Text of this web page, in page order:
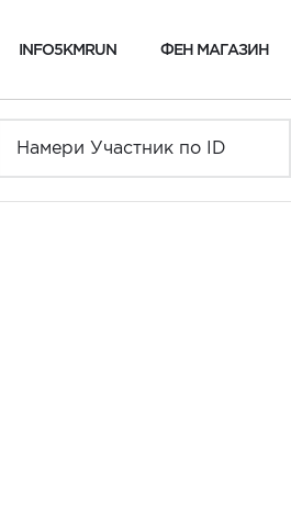
INFO5KMRUN ФЕН МАГАЗИН